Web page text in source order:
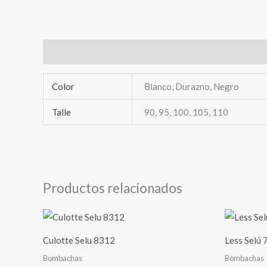
Color Blanco, Durazno, Negro
Talle 90, 95, 100, 105, 110
Productos relacionados
Culotte Selu 8312
Bombachas
Less Selú
Bombachas